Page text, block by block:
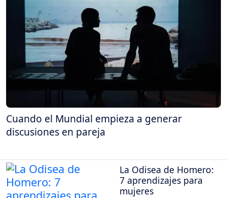
Cuando el Mundial empieza a generar
discusiones en pareja
La Odisea de Homero:
7 aprendizajes para
mujeres